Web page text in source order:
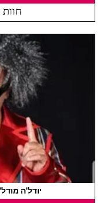
חוות
יודל'ה